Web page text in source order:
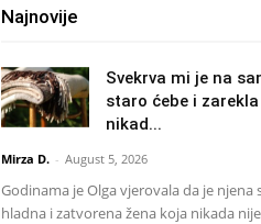
Najnovije
Svekrva mi je na
staro ćebe i
nikad...
Mirza D. - August 5, 2026
Godinama je Olga vjerovala da je njena
hladna i zatvorena žena koja nikada